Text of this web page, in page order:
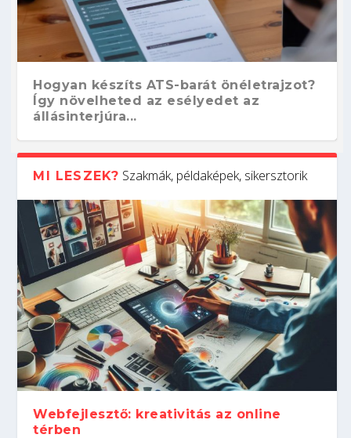
Hogyan készíts ATS-barát önéletrajzot?
Így növelheted az esélyedet az
állásinterjúra...
Kitalálod, mire használják ezeket a
gépeket?
Nem sikerült az egyetemi felvételi?
Tanulj szakmát!
Szoftverfejlesztő: verseny kódban –
amikor néhány sor program dönti el a
világversenyt...
Digitális detox – hogyan kapcsolódj ki
telefon nélkül?
MI LESZEK? Szakmák, példaképek, sikersztorik
Webfejlesztő: kreativitás az online
térben